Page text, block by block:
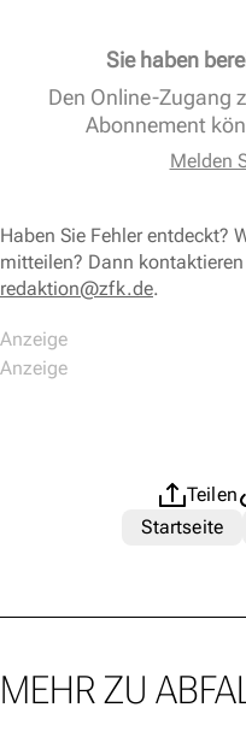
Sie haben
Den Online-Zugang
Abonnement
Melden
Haben Sie Fehler entdeckt?
mitteilen? Dann
redaktion@zfk.de.
Teilen
Startseite
MEHR ZU